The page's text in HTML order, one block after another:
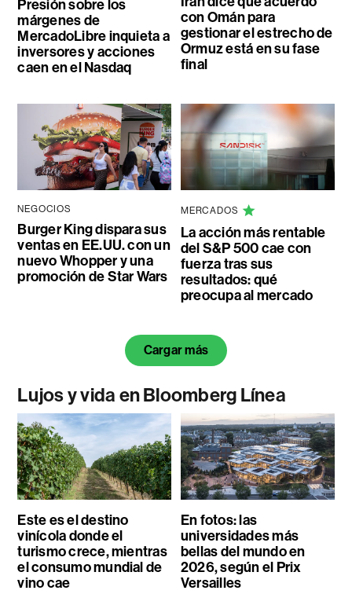
Presión sobre los
márgenes de
MercadoLibre inquieta a
inversores y acciones
caen en el Nasdaq
con Omán para
gestionar el estrecho de
Ormuz está en su fase
final
NEGOCIOS
Burger King dispara sus
ventas en EE.UU. con un
nuevo Whopper y una
promoción de Star Wars
MERCADOS
La acción más rentable
del S&P 500 cae con
fuerza tras sus
resultados: qué
preocupa al mercado
Cargar más
Lujos y vida en Bloomberg Línea
Este es el destino
vinícola donde el
turismo crece, mientras
el consumo mundial de
vino cae
En fotos: las
universidades más
bellas del mundo en
2026, según el Prix
Versailles